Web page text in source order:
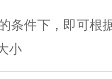
条件下，即可根
小